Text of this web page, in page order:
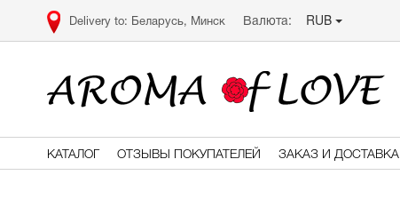
Беларусь, Минск Валюта: RUB
КАТАЛОГ ОТЗЫВЫ ПОКУПАТЕЛЕЙ ЗАКАЗ И ДОСТАВКА